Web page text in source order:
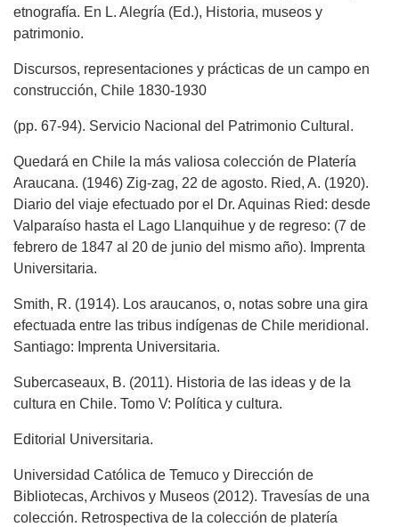
etnografía. En L. Alegría (Ed.), Historia, museos y
patrimonio.
Discursos, representaciones y prácticas de un campo en
construcción, Chile 1830-1930
(pp. 67-94). Servicio Nacional del Patrimonio Cultural.
Quedará en Chile la más valiosa colección de Platería
Araucana. (1946) Zig-zag, 22 de agosto. Ried, A. (1920).
Diario del viaje efectuado por el Dr. Aquinas Ried: desde
Valparaíso hasta el Lago Llanquihue y de regreso: (7 de
febrero de 1847 al 20 de junio del mismo año). Imprenta
Universitaria.
Smith, R. (1914). Los araucanos, o, notas sobre una gira
efectuada entre las tribus indígenas de Chile meridional.
Santiago: Imprenta Universitaria.
Subercaseaux, B. (2011). Historia de las ideas y de la
cultura en Chile. Tomo V: Política y cultura.
Editorial Universitaria.
Universidad Católica de Temuco y Dirección de
Bibliotecas, Archivos y Museos (2012). Travesías de una
colección. Retrospectiva de la colección de platería